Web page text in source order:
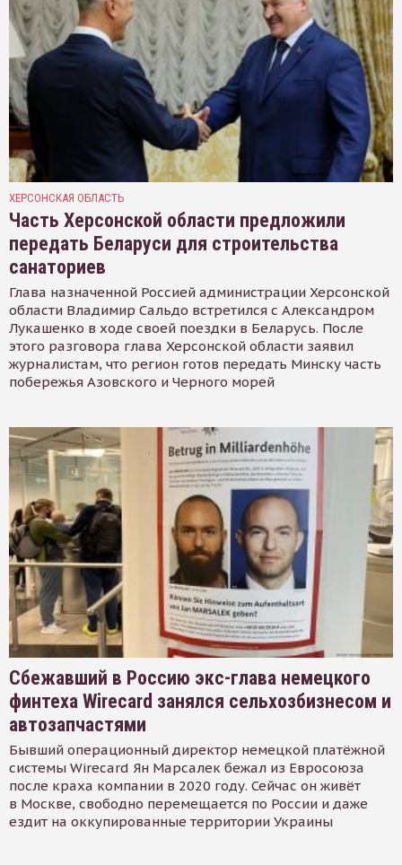
ХЕРСОНСКАЯ ОБЛАСТЬ
Часть Херсонской области предложили
передать Беларуси для строительства
санаториев
Глава назначенной Россией администрации Херсонской
области Владимир Сальдо встретился с Александром
Лукашенко в ходе своей поездки в Беларусь. После
этого разговора глава Херсонской области заявил
журналистам, что регион готов передать Минску часть
побережья Азовского и Черного морей
Сбежавший в Россию экс-глава немецкого
финтеха Wirecard занялся сельхозбизнесом и
автозапчастями
Бывший операционный директор немецкой платёжной
системы Wirecard Ян Марсалек бежал из Евросоюза
после краха компании в 2020 году. Сейчас он живёт
в Москве, свободно перемещается по России и даже
ездит на оккупированные территории Украины